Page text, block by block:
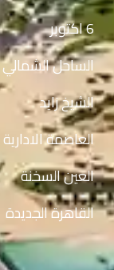
6 اكتوبر
الساحل الشمالي
الشيخ زايد
العاصمة الادارية
العين السخنة
القاهرة الجديدة